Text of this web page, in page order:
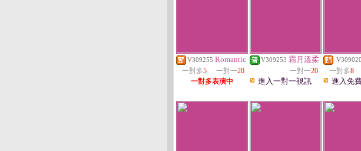
V309255 Romantic
一對多5 一對一20
一對多表演中
V309253 霜月溫柔
一對一20
進入一對一視訊
V309020
一對多8
進入免